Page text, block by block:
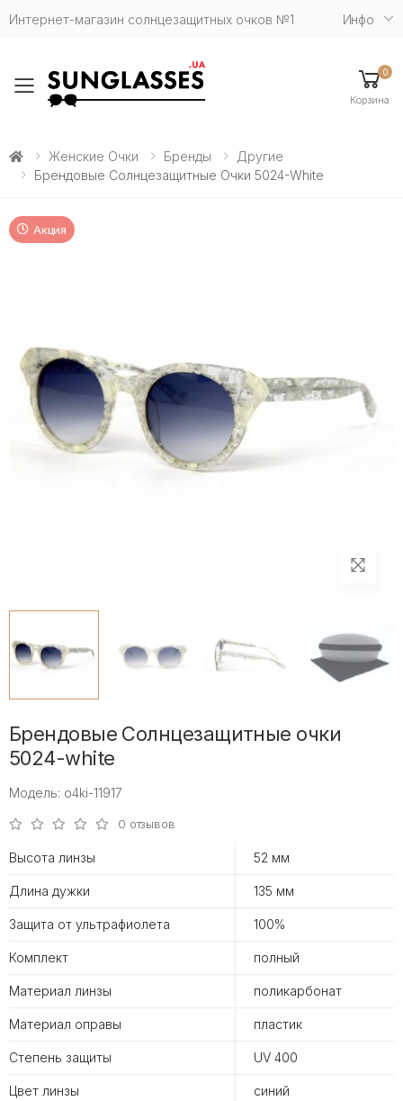
Интернет-магазин солнцезащитных очков №1 Инфо
Toggle mobile menu
0
Корзина
Женские Очки Бренды
Другие
Брендовые Солнцезащитные Очки 5024-White
Акция
Брендовые Солнцезащитные очки
5024-white
Модель: o4ki-11917
0 отзывов
Высота линзы 52 мм
Длина дужки 135 мм
Защита от ультрафиолета 100%
Комплект полный
Материал линзы поликарбонат
Материал оправы пластик
Степень защиты UV 400
Цвет линзы синий